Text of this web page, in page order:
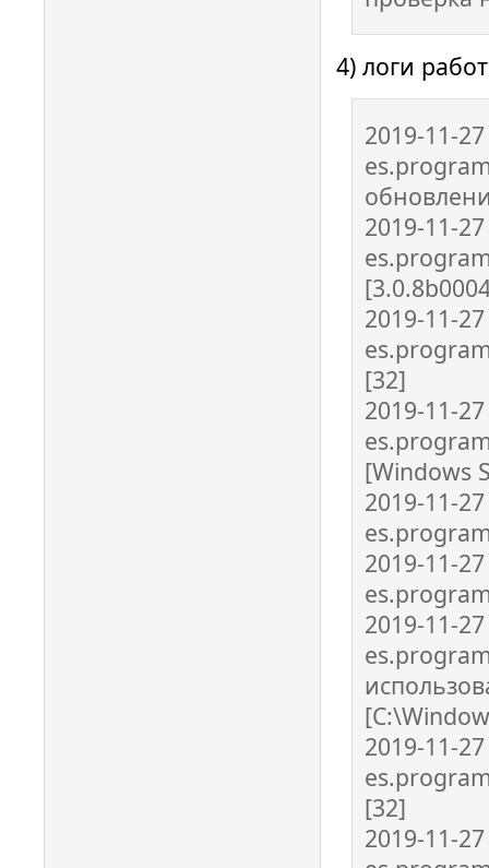
4) логи
2019-11-
2019-11-
2019-11-
[32]
2019-11-
[Windows
2019-11-
2019-11-
2019-11-
2019-11-
[32]
2019-11-